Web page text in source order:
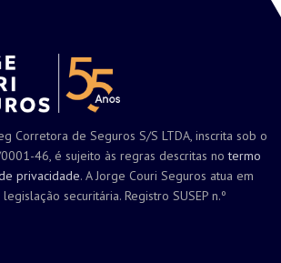
Corretora de Seguros S/S LTDA, inscrita sob o
0001-46, é sujeito às regras descritas notermo
privacidade. A Jorge Couri Seguros atua em
securitária. Registro SUSEP n.º